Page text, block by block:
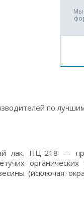
Мы
по
лак. НЦ-218 —
(исключая